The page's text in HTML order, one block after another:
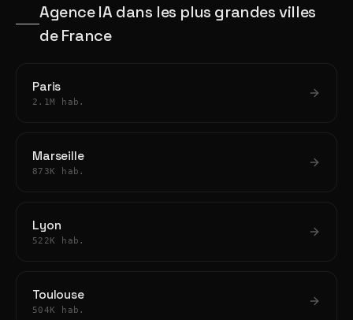
Agence IA dans les plus grandes villes
de France
Paris
2.1M hab.
Marseille
873K hab.
Lyon
522K hab.
Toulouse
504K hab.